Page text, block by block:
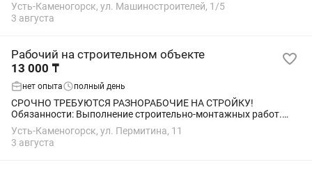
(мелкий ремонт, хозяйственные...
Усть-Каменогорск, ул. Машиностроителей, 1/5
3 августа
Рабочий на строительном объекте
13 000 ₸
нет опыта полный день
СРОЧНО ТРЕБУЮТСЯ РАЗНОРАБОЧИЕ НА СТРОЙКУ!
Обязанности: Выполнение строительно-монтажных работ.
Помощь на строительном объекте. 📋 Условия работы: 🕘
Рабочее время: с 08:00 до 17:00 💰 Зарплата: 13...
Усть-Каменогорск, ул. Пермитина, 11
3 августа